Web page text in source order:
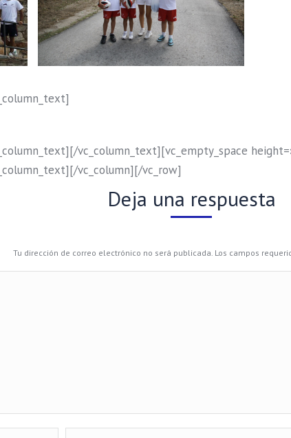
vc_column_text][vc_empty_space
vc_column][/vc_row]
Deja una respuesta
Tu dirección de correo electrónico no será publicada. Los campos